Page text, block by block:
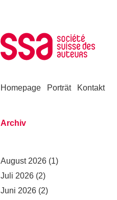
Homepage Porträt Kontakt
Archiv
August 2026 (1)
Juli 2026 (2)
Juni 2026 (2)